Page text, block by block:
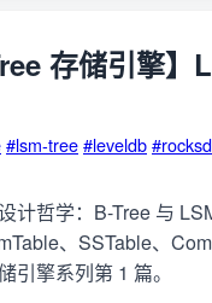
存储引擎
#lsm-tree#leveldb
计哲学：B-Tree 与
、SSTable、
引擎系列第 1 篇。